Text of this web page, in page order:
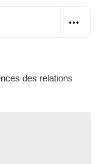
des relations